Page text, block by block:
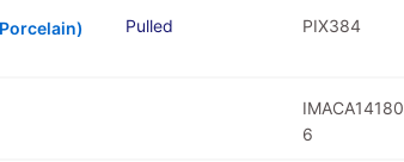
Pulled PIX384
IMACA14180
6